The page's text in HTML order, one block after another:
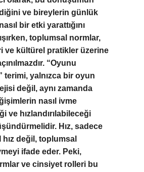
ve bireylerin günlük
bir etki yarattığını
toplumsal normlar,
ve kültürel pratikler üzerine
“Oyunu
terimi, yalnızca bir oyun
değil, aynı zamanda
nasıl ivme
ve hızlandırılabileceği
Hız, sadece
değil, toplumsal
ifade eder. Peki,
ve cinsiyet rolleri bu